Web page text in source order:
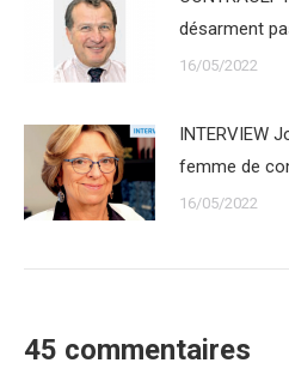
désarment
16/05/2022
INTERVIEW
femme de
16/05/2022
45 commentaires